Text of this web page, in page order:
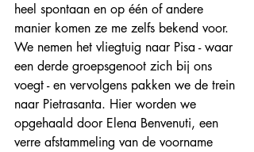
heel spontaan en op één of andere
manier komen ze me zelfs bekend voor.
We nemen het vliegtuig naar Pisa - waar
een derde groepsgenoot zich bij ons
voegt - en vervolgens pakken we de trein
naar Pietrasanta. Hier worden we
opgehaald door Elena Benvenuti, een
verre afstammeling van de voorname